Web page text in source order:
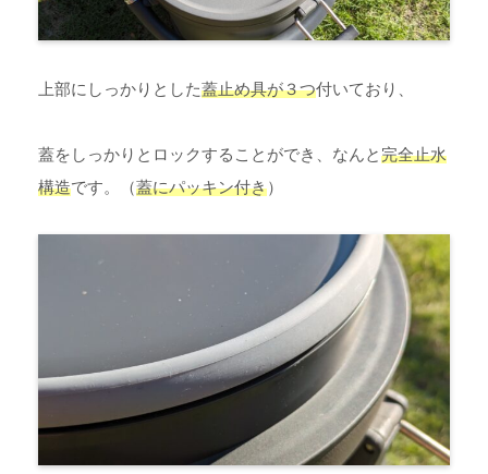
上部にしっかりとした蓋止め具が３つ付いており、
蓋をしっかりとロックすることができ、なんと完全止水
構造です。（蓋にパッキン付き）